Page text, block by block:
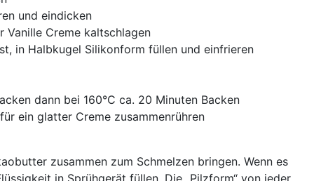
und eindicken
Creme kaltschlagen
in Halbkugel Silikonform füllen und einfrieren
dann bei 160°C ca. 20 Minuten Backen
ein glatter Creme zusammenrühren
zusammen zum Schmelzen bringen. Wenn es